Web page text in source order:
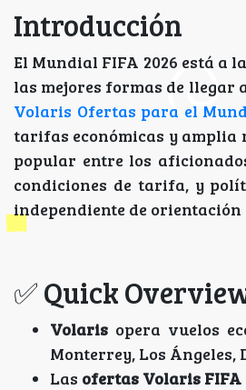
Introducción
El Mundial FIFA 2026 está a
las mejores formas de llegar
Volaris Ofertas para el
tarifas económicas y amplia
popular entre los
condiciones de tarifa, y
independiente de orientación
✅ Quick
Volaris opera vuelos
Monterrey, Los Ángeles,
Las ofertas Volaris FIFA